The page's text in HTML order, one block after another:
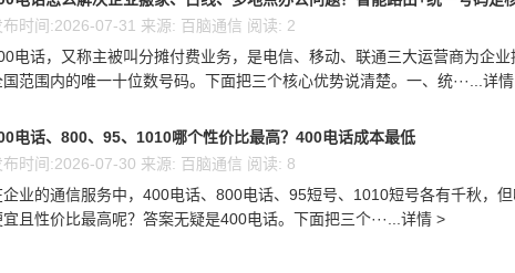
布时间:2026-07-31 来源: 百脑通信 阅读: 2
电话，又称主被叫分摊付费业务，是电信、移动、联通三大运营商为企业
国范围内的唯一十位数号码。下面把三个核心优势说清楚。一、统···...详
电话、800、95、1010哪个性价比最高？400电话成本最低
布时间:2026-07-30 来源: 百脑通信 阅读: 8
企业的通信服务中，400电话、800电话、95短号、1010短号各有千秋，
宜且性价比最高呢？答案无疑是400电话。下面把三个···...详情 >